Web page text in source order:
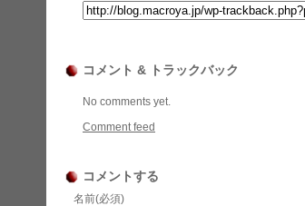
コメント & トラックバック
No comments yet.
Comment feed
コメントする
名前(必須)